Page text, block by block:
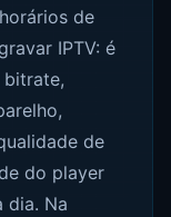
de
IPTV: é
bitrate,
de
do player
dia. Na